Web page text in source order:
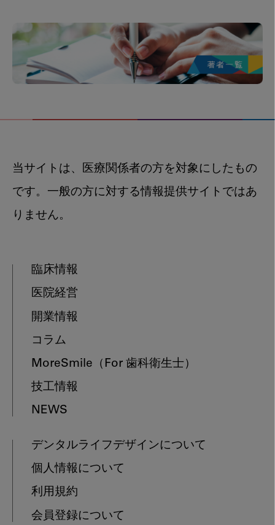
当サイトは、医療関係者の方を対象にしたもの
です。一般の方に対する情報提供サイトではあ
りません。
臨床情報
医院経営
開業情報
コラム
MoreSmile （For 歯科衛生士）
技工情報
NEWS
デンタルライフデザインについて
個人情報について
利用規約
会員登録について